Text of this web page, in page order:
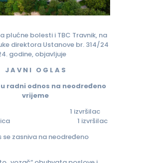
plućne bolesti i TBC Travnik, na
direktora Ustanove br. 314/24
godine, objavljuje
J A V N I O G L A S
radni odnos na neodređeno
vrijeme
1 izvršilac
1 izvršilac
se zasniva na neodređeno